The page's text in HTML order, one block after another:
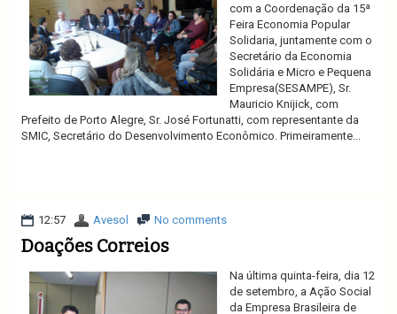
com a Coordenação da 15ª
Feira Economia Popular
Solidaria, juntamente com o
Secretário da Economia
Solidária e Micro e Pequena
Empresa(SESAMPE), Sr.
Mauricio Knijick, com
Prefeito de Porto Alegre, Sr. José Fortunatti, com representante da
SMIC, Secretário do Desenvolvimento Econômico. Primeiramente...
12:57 Avesol No comments
Doações Correios
Na última quinta-feira, dia 12
de setembro, a Ação Social
da Empresa Brasileira de